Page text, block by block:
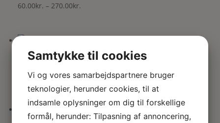
60.00kr. – 270.00kr.
Lys mintgrønt Aubusson tæppe
60.00 kr. – 270.00 kr.Prisinterval:
60.00kr.
til
270.00kr.
Samtykke til cookies
Vi og vores samarbejdspartnere bruger
teknologier, herunder cookies, til at
indsamle oplysninger om dig til forskellige
formål, herunder: Tilpasning af annoncering,